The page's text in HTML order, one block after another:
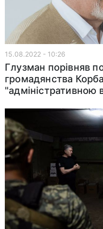
15.08.2022 - 10:26
Глузман порівняв
громадянства
"адміністративною